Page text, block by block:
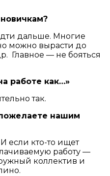
дальше. Многие
можно вырасти до
Главное — не бояться
работе как…»
так.
нашим
если кто-то ищет
работу —
коллектив и